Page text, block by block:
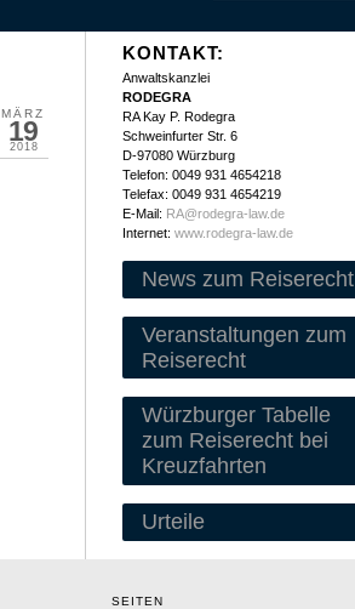
MÄRZ
19
2018
KONTAKT:
Anwaltskanzlei
RODEGRA
RA Kay P. Rodegra
Schweinfurter Str. 6
D-97080 Würzburg
Telefon: 0049 931 4654218
Telefax: 0049 931 4654219
E-Mail: RA@rodegra-law.de
Internet: www.rodegra-law.de
News zum Reiserecht
Veranstaltungen zum
Reiserecht
Würzburger Tabelle
zum Reiserecht bei
Kreuzfahrten
Urteile
SEITEN